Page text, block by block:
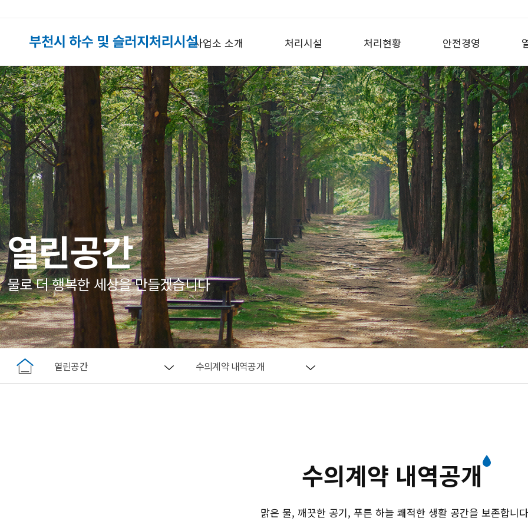
사업소 소개 처리시설 처리현황 안전경영
열린공간
물로 더 행복한 세상을 만들겠습니다
열린공간 수의계약 내역공개
수의계약 내역공개
맑은 물, 깨끗한 공기, 푸른 하늘 쾌적한 생활 공간을 보존합니